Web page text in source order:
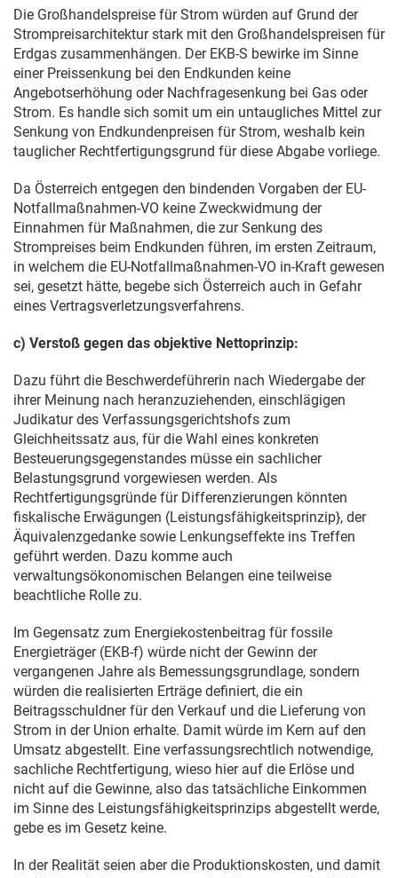
Die Großhandelspreise für Strom würden auf Grund der
Strompreisarchitektur stark mit den Großhandelspreisen für
Erdgas zusammenhängen. Der EKB-S bewirke im Sinne
einer Preissenkung bei den Endkunden keine
Angebotserhöhung oder Nachfragesenkung bei Gas oder
Strom. Es handle sich somit um ein untaugliches Mittel zur
Senkung von Endkundenpreisen für Strom, weshalb kein
tauglicher Rechtfertigungsgrund für diese Abgabe vorliege.
Da Österreich entgegen den bindenden Vorgaben der EU-
Notfallmaßnahmen-VO keine Zweckwidmung der
Einnahmen für Maßnahmen, die zur Senkung des
Strompreises beim Endkunden führen, im ersten Zeitraum,
in welchem die EU-Notfallmaßnahmen-VO in-Kraft gewesen
sei, gesetzt hätte, begebe sich Österreich auch in Gefahr
eines Vertragsverletzungsverfahrens.
c) Verstoß gegen das objektive Nettoprinzip:
Dazu führt die Beschwerdeführerin nach Wiedergabe der
ihrer Meinung nach heranzuziehenden, einschlägigen
Judikatur des Verfassungsgerichtshofs zum
Gleichheitssatz aus, für die Wahl eines konkreten
Besteuerungsgegenstandes müsse ein sachlicher
Belastungsgrund vorgewiesen werden. Als
Rechtfertigungsgründe für Differenzierungen könnten
fiskalische Erwägungen (Leistungsfähigkeitsprinzip}, der
Äquivalenzgedanke sowie Lenkungseffekte ins Treffen
geführt werden. Dazu komme auch
verwaltungsökonomischen Belangen eine teilweise
beachtliche Rolle zu.
Im Gegensatz zum Energiekostenbeitrag für fossile
Energieträger (EKB-f) würde nicht der Gewinn der
vergangenen Jahre als Bemessungsgrundlage, sondern
würden die realisierten Erträge definiert, die ein
Beitragsschuldner für den Verkauf und die Lieferung von
Strom in der Union erhalte. Damit würde im Kern auf den
Umsatz abgestellt. Eine verfassungsrechtlich notwendige,
sachliche Rechtfertigung, wieso hier auf die Erlöse und
nicht auf die Gewinne, also das tatsächliche Einkommen
im Sinne des Leistungsfähigkeitsprinzips abgestellt werde,
gebe es im Gesetz keine.
In der Realität seien aber die Produktionskosten, und damit